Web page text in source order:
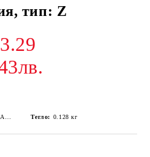
тип: Z
Тегло: 0.128 кг